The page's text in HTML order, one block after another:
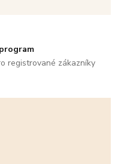
registrované zákazníky